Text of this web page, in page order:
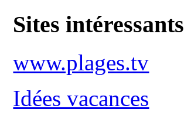
Sites intéressants
www.plages.tv
Idées vacances